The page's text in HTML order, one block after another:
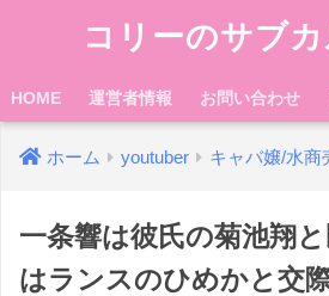
コリーのサブ
HOME 運営者情報 お問い合わせ
ホーム youtuber キャバ嬢/水商
一条響は彼氏の菊池翔
はランスのひめかと交